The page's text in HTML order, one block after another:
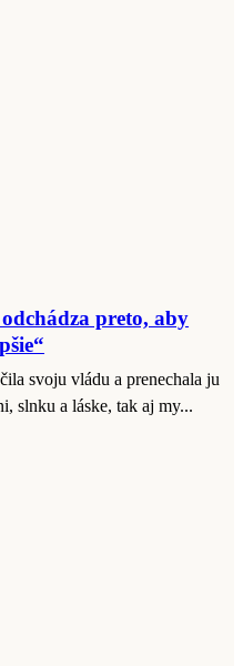
preto, aby
svoju vládu a prenechala ju
slnku a láske, tak aj my...